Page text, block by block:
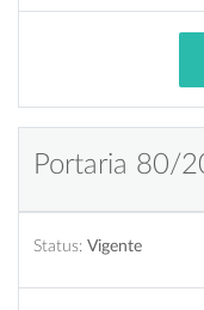
Portaria 80/
Status: Vigente